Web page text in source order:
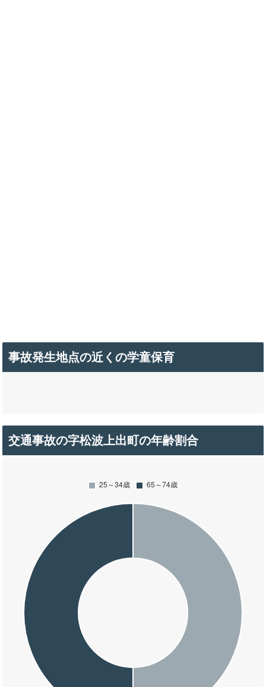
事故発生地点の近くの学童保育
交通事故の字松波上出町の年齢割合